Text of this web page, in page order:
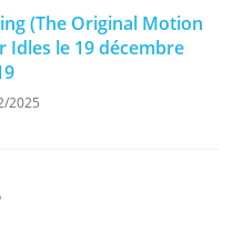
(The Original Motion
Idles le 19 décembre
2025